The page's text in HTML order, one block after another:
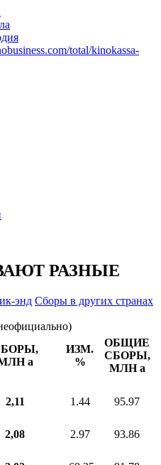
total/kinokassa-
РАЗНЫЕ
энд Сборы в других странах
a
ИЗМ.
%
ОБЩИЕ
СБОРЫ,
МЛНa
2,11 1.44 95.97
2,08 2.97 93.86